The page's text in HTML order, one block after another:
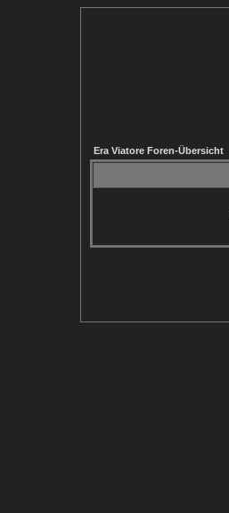
Era Viatore Foren-Übersicht